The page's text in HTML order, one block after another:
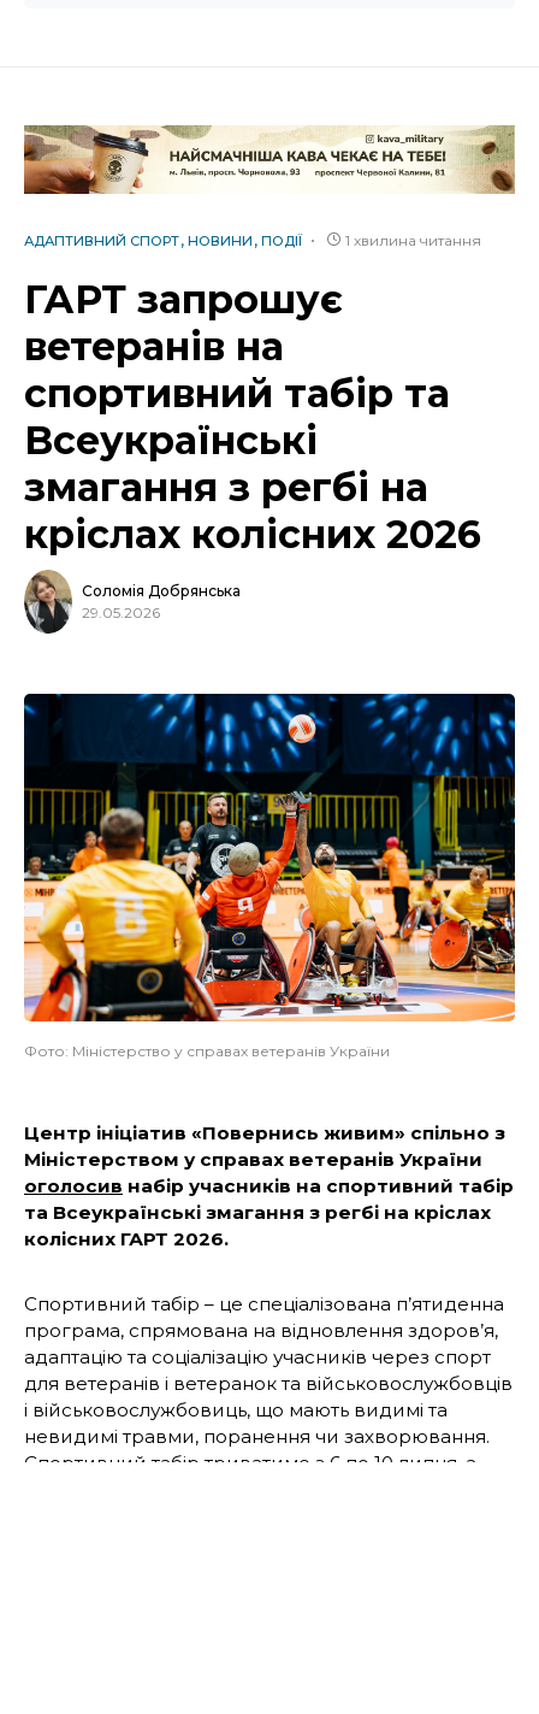
АДАПТИВНИЙ СПОРТ НОВИНИ ПОДІЇ 1 хвилина читання
ГАРТ запрошує
ветеранів на
спортивний табір та
Всеукраїнські
змагання з регбі на
кріслах колісних 2026
Соломія Добрянська
29.05.2026
Фото: Міністерство у справах ветеранів України
Центр ініціатив «Повернись живим» спільно з
Міністерством у справах ветеранів України
оголосив набір учасників на спортивний табір
та Всеукраїнські змагання з регбі на кріслах
колісних ГАРТ 2026.
Спортивний табір – це спеціалізована п’ятиденна
програма, спрямована на відновлення здоров’я,
адаптацію та соціалізацію учасників через спорт
для ветеранів і ветеранок та військовослужбовців
і військовослужбовиць, що мають видимі та
невидимі травми, поранення чи захворювання.
Спортивний табір триватиме з 6 по 10 липня, а